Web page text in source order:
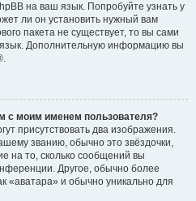
на ваш язык. Попробуйте узнать у
ли он установить нужный вам
пакета не существует, то вы сами
Дополнительную информацию вы
с моим именем пользователя?
присутствовать два изображения.
званию, обычно это звёздочки,
на то, сколько сообщений вы
Другое, обычно более
«аватара» и обычно уникально для